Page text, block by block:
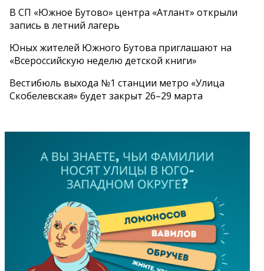
В СП «Южное Бутово» центра «Атлант» открыли
запись в летний лагерь
Юных жителей Южного Бутова приглашают на
«Всероссийскую неделю детской книги»
Вестибюль выхода №1 станции метро «Улица
Скобелевская» будет закрыт 26–29 марта